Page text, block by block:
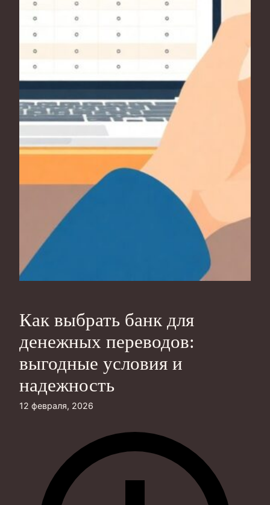
Как выбрать банк для
денежных переводов:
выгодные условия и
надежность
12 февраля, 2026